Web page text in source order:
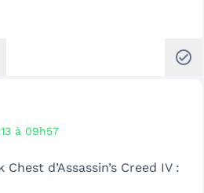
check_circle
à 09h57
d’Assassin’s Creed IV :